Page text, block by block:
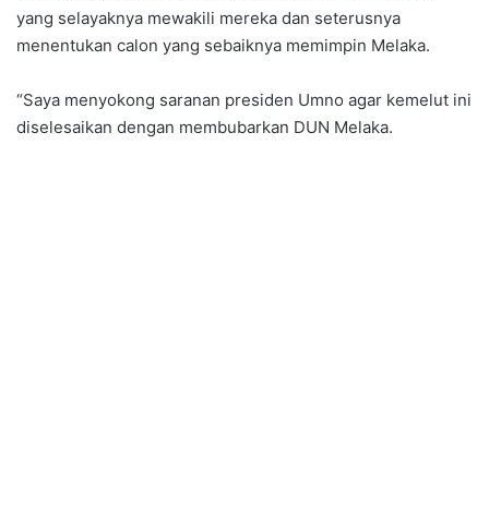
yang selayaknya mewakili mereka dan seterusnya
menentukan calon yang sebaiknya memimpin Melaka.
“Saya menyokong saranan presiden Umno agar kemelut ini
diselesaikan dengan membubarkan DUN Melaka.